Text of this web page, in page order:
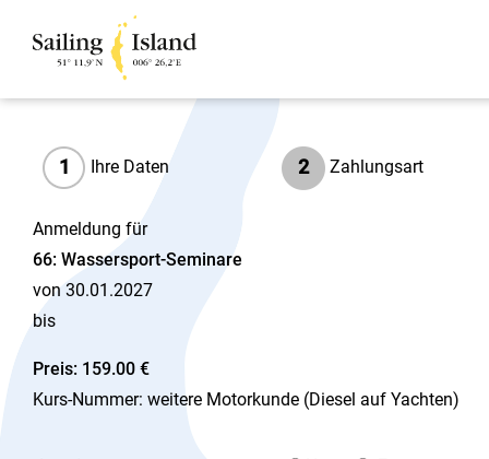
1 Ihre Daten 2 Zahlungsart
Anmeldung für
66: Wassersport-Seminare
von 30.01.2027
bis
Preis: 159.00 €
Kurs-Nummer: weitere Motorkunde (Diesel auf Yachten)